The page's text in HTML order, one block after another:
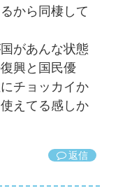
から同棲して
があんな状態
興と国民優
チョッカイか
えてる感しか
返信